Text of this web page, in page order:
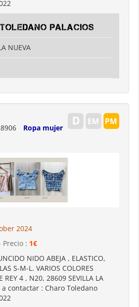
palacios
NUEVA
Ropa mujer
2024
Precio : 1€
NIDO ABEJA , ELASTICO,
S-M-L. VARIOS COLORES
REY 4 , N20, 28609 SEVILLA LA
a contactar : Charo Toledano